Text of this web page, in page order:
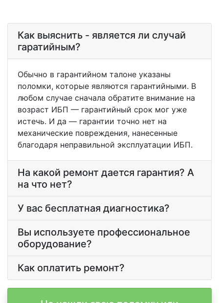
Как выяснить - является ли случай
гаратийным?
Обычно в гарантийном талоне указаны
поломки, которые являются гарантийными. В
любом случае сначала обратите внимание на
возраст ИБП — гарантийный срок мог уже
истечь. И да — гарантии точно нет на
механические повреждения, нанесенные
благодаря неправильной эксплуатации ИБП.
На какой ремонт дается гарантия? А
на что нет?
У вас бесплатная диагностика?
Вы используете профессиональное
оборудование?
Как оплатить ремонт?